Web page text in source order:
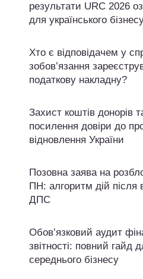
результати URC 2026
для українського
Хто є відповідачем у
зобов’язання
податкову накладну?
Захист коштів донорів
посилення довіри до
відновлення України
Позовна заява на
ПН: алгоритм дій після
ДПС
Обов’язковий аудит
звітності: повний гайд
середнього бізнесу